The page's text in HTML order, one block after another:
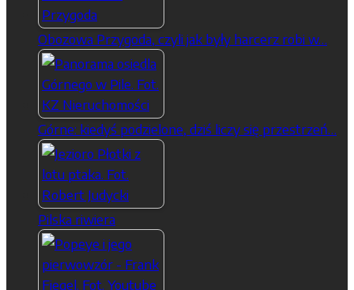
Obozowa Przygoda, czyli jak były harcerz robi w…
Górne: kiedyś podzielone, dziś liczy się przestrzeń…
Pilska riwiera